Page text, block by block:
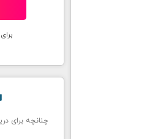
چنانچه برای